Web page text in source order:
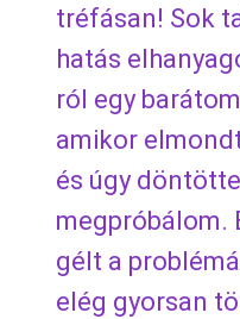
tréfásan! Sok
hatás
ról egy
amikor
és úgy
megpróbálom.
gélt a
elég gyorsan